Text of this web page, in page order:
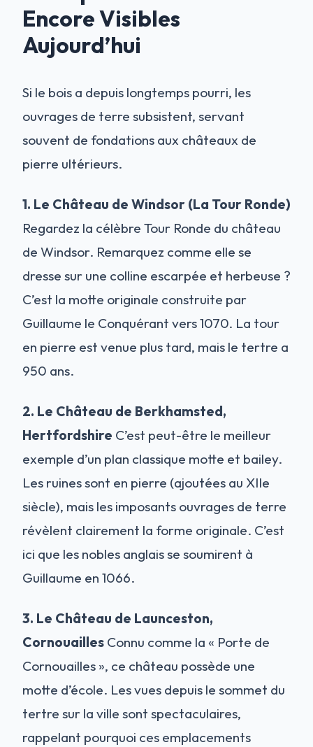
Encore Visibles
Aujourd’hui
Si le bois a depuis longtemps pourri, les
ouvrages de terre subsistent, servant
souvent de fondations aux châteaux de
pierre ultérieurs.
1. Le Château de Windsor (La Tour Ronde)
Regardez la célèbre Tour Ronde du château
de Windsor. Remarquez comme elle se
dresse sur une colline escarpée et herbeuse ?
C’est la motte originale construite par
Guillaume le Conquérant vers 1070. La tour
en pierre est venue plus tard, mais le tertre a
950 ans.
2. Le Château de Berkhamsted,
Hertfordshire C’est peut-être le meilleur
exemple d’un plan classique motte et bailey.
Les ruines sont en pierre (ajoutées au XIIe
siècle), mais les imposants ouvrages de terre
révèlent clairement la forme originale. C’est
ici que les nobles anglais se soumirent à
Guillaume en 1066.
3. Le Château de Launceston,
Cornouailles Connu comme la « Porte de
Cornouailles », ce château possède une
motte d’école. Les vues depuis le sommet du
tertre sur la ville sont spectaculaires,
rappelant pourquoi ces emplacements